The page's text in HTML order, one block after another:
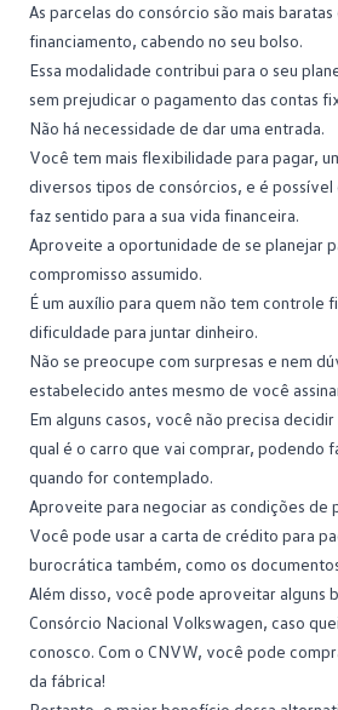
As parcelas do consórcio são mais
financiamento, cabendo no seu bolso.
Essa modalidade contribui para o seu
sem prejudicar o pagamento das contas
Não há necessidade de dar uma entrada.
Você tem mais flexibilidade para pagar,
diversos tipos de consórcios, e é possível
faz sentido para a sua vida financeira.
Aproveite a oportunidade de se planejar
compromisso assumido.
É um auxílio para quem não tem controle
dificuldade para juntar dinheiro.
Não se preocupe com surpresas e nem
estabelecido antes mesmo de você
Em alguns casos, você não precisa
qual é o carro que vai comprar, podendo
quando for contemplado.
Aproveite para negociar as condições de
Você pode usar a carta de crédito para
burocrática também, como os
Além disso, você pode aproveitar alguns
Consórcio Nacional Volkswagen, caso
conosco. Com o CNVW, você pode
da fábrica!